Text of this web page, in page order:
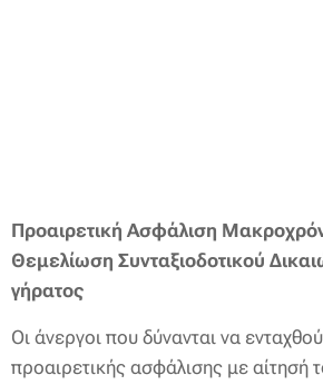
Προαιρετική Ασφάλιση
Θεμελίωση Συνταξιοδοτικού
γήρατος
Οι άνεργοι που δύνανται να
προαιρετικής ασφάλισης με αίτησή